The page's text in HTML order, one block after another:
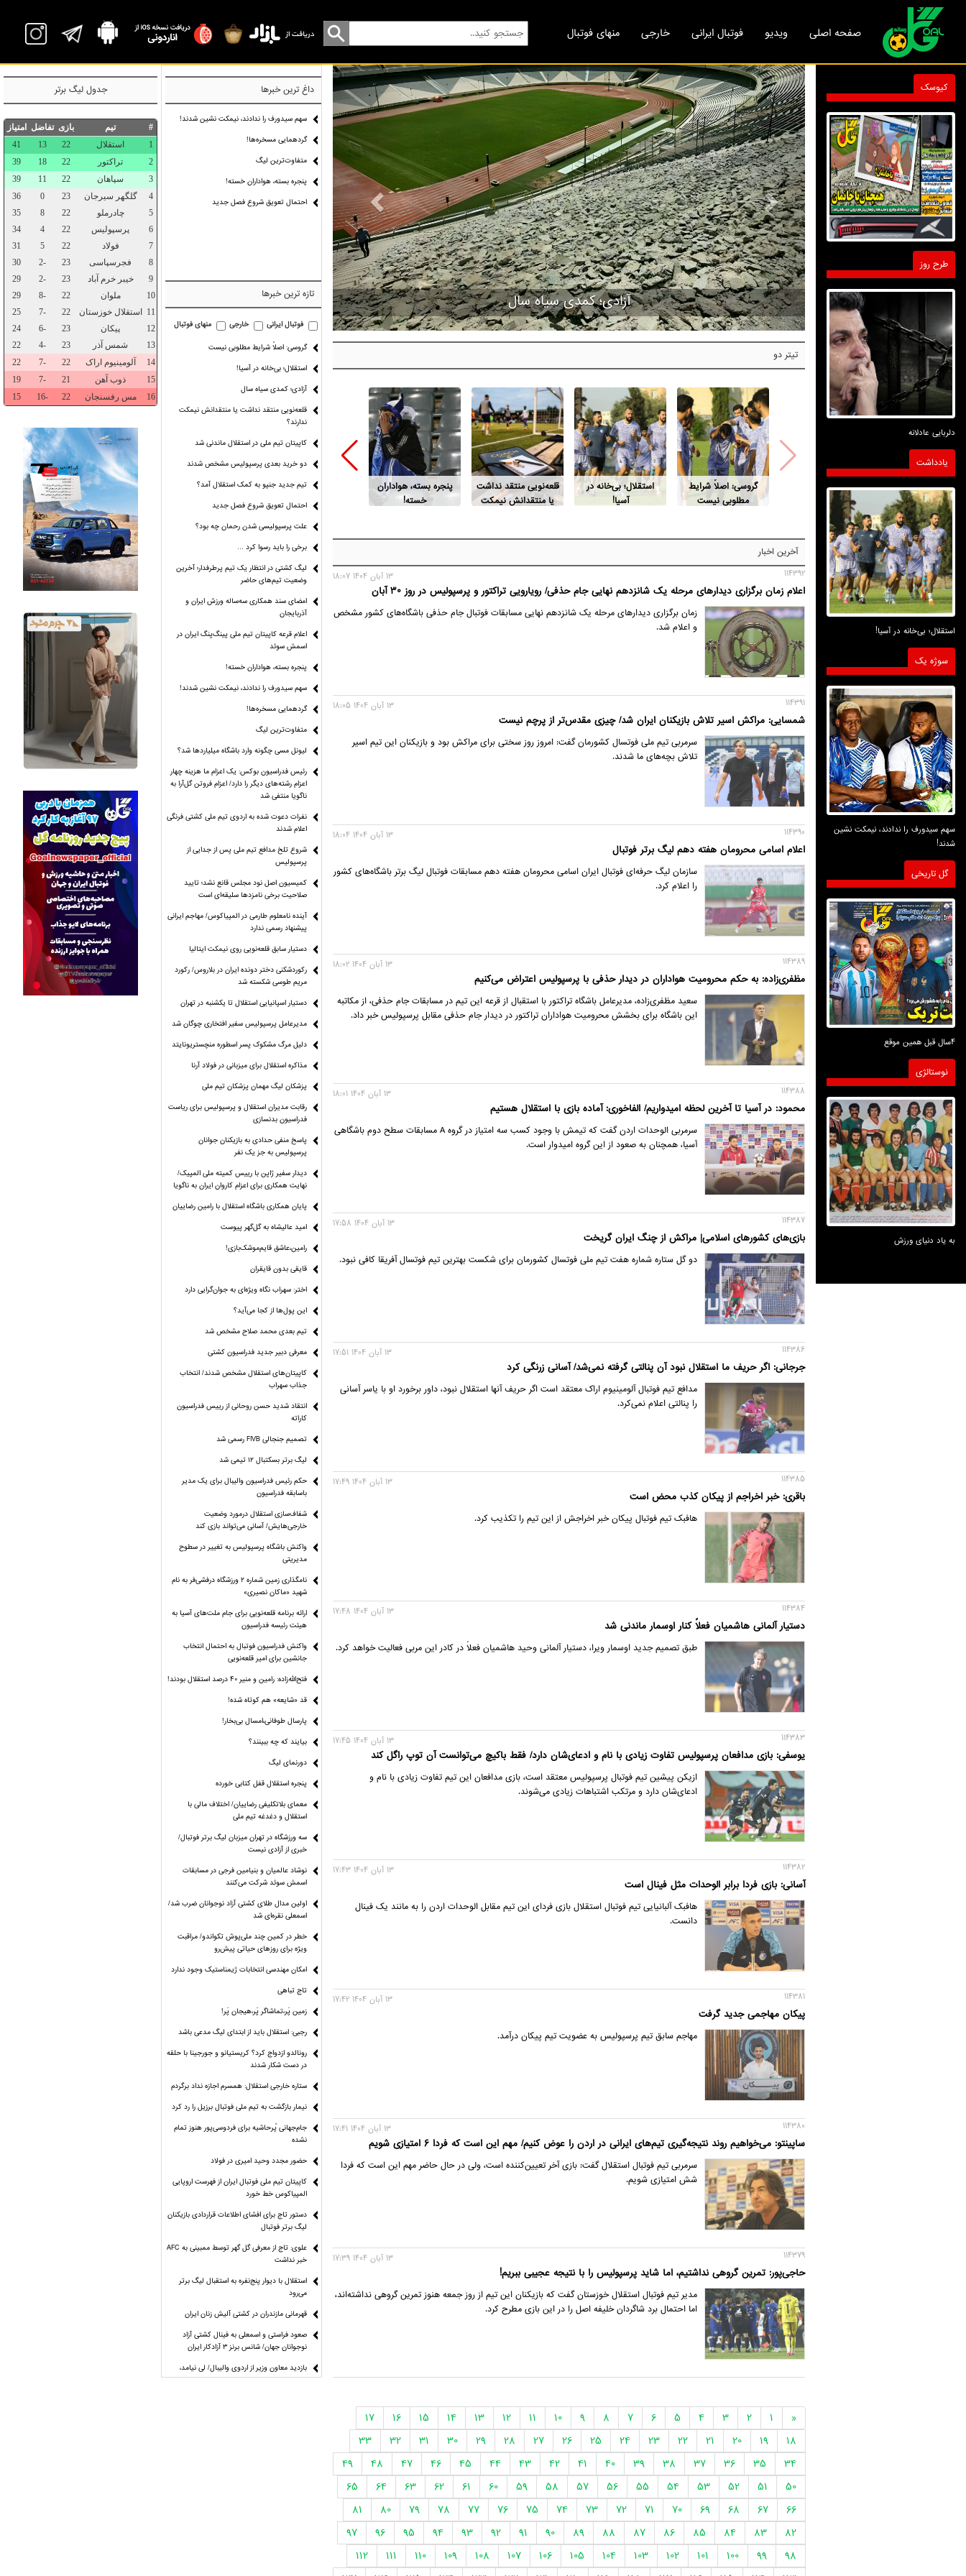
صفحه اصلی ویدیو فوتبال ایرانی خارجی منهای فوتبال
سهم سیدورف را ندادند، نیمکت نشین شدند!
Previous Next
تیتر دو
گروسی: اصلاً شرایط
مطلوبی نیست
استقلال؛ بی‌خانه در
آسیا!
قلعه‌نویی منتقد نداشت
یا منتقدانش نیمکت
پنجره بسته، هواداران
خسته!
دلیل مرگ مشکوک پسر
اسطوره منچستریونایتد
رقابت مدیران استقلال
و پرسپولیس برای
بدنسازی
قایقی بدون قایقران
این
آخرین اخبار
114392
اعلام زمان برگزاری دیدارهای مرحله یک شانزدهم نهایی جام حذفی/ رویارویی تراکتور و پرسپولیس در روز 30 آبان
13 آبان 1404 18:07
زمان برگزاری دیدارهای مرحله یک شانزدهم نهایی مسابقات فوتبال جام حذفی باشگاه‌های کشور مشخص
و اعلام شد.
114391
شمسایی: مراکش اسیر تلاش بازیکنان ایران شد/ چیزی مقدس‌تر از پرچم نیست
13 آبان 1404 18:05
سرمربی تیم ملی فوتسال کشورمان گفت: امروز روز سختی برای مراکش بود و بازیکنان این تیم اسیر
تلاش بچه‌های ما شدند.
114390
اعلام اسامی محرومان هفته دهم لیگ برتر فوتبال
13 آبان 1404 18:04
سازمان لیگ حرفه‌ای فوتبال ایران اسامی محرومان هفته دهم مسابقات فوتبال لیگ برتر باشگاه‌های کشور
را اعلام کرد.
114389
مظفری‌زاده: به حکم محرومیت هواداران در دیدار حذفی با پرسپولیس اعتراض می‌کنیم
13 آبان 1404 18:02
سعید مظفری‌زاده، مدیرعامل باشگاه تراکتور با استقبال از قرعه این تیم در مسابقات جام حذفی، از مکاتبه
این باشگاه برای بخشش محرومیت هواداران تراکتور در دیدار جام حذفی مقابل پرسپولیس خبر داد.
114388
محمود: در آسیا تا آخرین لحظه امیدواریم/ الفاخوری: آماده بازی با استقلال هستیم
13 آبان 1404 18:01
سرمربی الوحدات اردن گفت که تیمش با وجود کسب سه امتیاز در گروه A مسابقات سطح دوم باشگاهی
آسیا، همچنان به صعود از این گروه امیدوار است.
114387
بازی‌های کشورهای اسلامی| مراکش از چنگ ایران گریخت
13 آبان 1404 17:58
دو گل ستاره شماره هفت تیم ملی فوتسال کشورمان برای شکست بهترین تیم فوتسال آفریقا کافی نبود.
114386
جرجانی: اگر حریف ما استقلال نبود آن پنالتی گرفته نمی‌شد/ آسانی زرنگی کرد
13 آبان 1404 17:51
مدافع تیم فوتبال آلومینیوم اراک معتقد است اگر حریف آنها استقلال نبود، داور برخورد او با یاسر آسانی
را پنالتی اعلام نمی‌کرد.
114385
باقری: خبر اخراجم از پیکان کذب محض است
13 آبان 1404 17:49
هافبک تیم فوتبال پیکان خبر اخراجش از این تیم را تکذیب کرد.
114384
دستیار آلمانی هاشمیان فعلاً کنار اوسمار ماندنی شد
13 آبان 1404 17:48
طبق تصمیم جدید اوسمار ویرا، دستیار آلمانی وحید هاشمیان فعلاً در کادر این مربی فعالیت خواهد کرد.
114383
یوسفی: بازی مدافعان پرسپولیس تفاوت زیادی با نام و ادعای‌‌شان دارد/ فقط باکیچ می‌توانست آن توپ راگل کند
13 آبان 1404 17:45
ازیکن پیشین تیم فوتبال پرسپولیس معتقد است، بازی مدافعان این تیم تفاوت زیادی با نام و
ادعای‌شان دارد و مرتکب اشتباهات زیادی می‌شوند.
114382
آسانی: بازی فردا برابر الوحدات مثل فینال است
13 آبان 1404 17:43
هافبک آلبانیایی تیم فوتبال استقلال بازی فردای این تیم مقابل الوحدات اردن را به مانند یک فینال
دانست.
114381
پیکان مهاجمی جدید گرفت
13 آبان 1404 17:42
مهاجم سابق تیم پرسپولیس به عضویت تیم پیکان درآمد.
114380
ساپینتو: می‌خواهیم روند نتیجه‌گیری تیم‌های ایرانی در اردن را عوض کنیم/ مهم این است که فردا 6 امتیازی شویم
13 آبان 1404 17:41
سرمربی تیم فوتبال استقلال گفت: بازی آخر تعیین‌کننده است، ولی در حال حاضر مهم این است که فردا
شش امتیازی شویم.
114379
حاجی‌پور: تمرین گروهی نداشتیم، اما شاید پرسپولیس را با نتیجه عجیبی ببریم!
13 آبان 1404 17:39
مدیر تیم فوتبال استقلال خوزستان گفت که بازیکنان این تیم از روز جمعه هنوز تمرین گروهی نداشته‌اند،
اما احتمال برد شاگردان خلیفه اصل را در این بازی مطرح کرد.
«
1
2
3
4
5
6
7
8
9
10
11
12
13
14
15
16
17
18
19
20
21
22
23
24
25
26
27
28
29
30
31
32
33
34
35
36
37
38
39
40
41
42
43
44
45
46
47
48
49
50
51
52
53
54
55
56
57
58
59
60
61
62
63
64
65
66
67
68
69
70
71
72
73
74
75
76
77
78
79
80
81
82
83
84
85
86
87
88
89
90
91
92
93
94
95
96
97
98
99
100
101
102
103
104
105
106
107
108
109
110
111
112
کیوسک
طرح روز
دلربایی عادلانه
یادداشت
استقلال؛ بی‌خانه در آسیا!
سوژه یک
سهم سیدورف را ندادند، نیمکت نشین
شدند!
گل تاریخی
4سال قبل همین موقع
نوستالژی
به یاد دنیای ورزش
داغ ترین خبرها
سهم سیدورف را ندادند، نیمکت نشین شدند!
گردهمایی مسخره‌ها!
متفاوت‌ترین لیگ
پنجره بسته، هواداران خسته!
احتمال تعویق شروع فصل جدید
تازه ترین خبرها
فوتبال ایرانی خارجی منهای فوتبال
گروسی: اصلاً شرایط مطلوبی نیست
استقلال؛ بی‌خانه در آسیا!
آزادی؛ کمدی سیاه سال
قلعه‌نویی منتقد نداشت یا منتقدانش نیمکت
ندارند؟
کاپیتان تیم ملی در استقلال ماندنی شد
دو خرید بعدی پرسپولیس مشخص شدند
تیم جدید جنپو به کمک استقلال آمد؟
احتمال تعویق شروع فصل جدید
علت پرسپولیسی شدن رحمان چه بود؟
برخی را باید رسوا کرد …
لیگ کشتی در انتظار یک تیم پرطرفدار؛ آخرین
وضعیت تیم‌های حاضر
امضای سند همکاری سه‌ساله ورزش ایران و
آذربایجان
اعلام قرعه کاپیتان تیم ملی پینگ‌پنگ ایران در
اسمش سوئد
پنجره بسته، هواداران خسته!
سهم سیدورف را ندادند، نیمکت نشین شدند!
گردهمایی مسخره‌ها!
متفاوت‌ترین لیگ
لیونل مسی چگونه وارد باشگاه میلیاردها شد؟
رئیس فدراسیون بوکس: یک اعزام ما هزینه چهار
اعزام رشته‌های دیگر را دارد/ اعزام فروتن گل‌آرا به
ناگویا منتفی شد
نفرات دعوت شده به اردوی تیم ملی کشتی فرنگی
اعلام شدند
شروع تلخ مدافع تیم ملی پس از جدایی از
پرسپولیس
کمیسیون اصل نود مجلس قانع نشد؛ تایید
صلاحیت برخی نامزدها سلیقه‌ای است
آینده نامعلوم طارمی در المپیاکوس/ مهاجم ایرانی
پیشنهاد رسمی ندارد
دستیار سابق قلعه‌نویی روی نیمکت ایتالیا
رکوردشکنی دختر دونده ایران در بلاروس/ رکورد
مریم طوسی شکسته شد
دستیار اسپانیایی استقلال تا یکشنبه در تهران
مدیرعامل پرسپولیس سفیر افتخاری چوگان شد
دلیل مرگ مشکوک پسر اسطوره منچستریونایتد
مذاکره استقلال برای میزبانی در فولاد آرنا
پزشکان لیگ مهمان پزشکان تیم ملی
رقابت مدیران استقلال و پرسپولیس برای ریاست
فدراسیون بدنسازی
پاسخ منفی حدادی به بازیکنان جوانان
پرسپولیس به جز یک نفر
دیدار سفیر ژاپن با رییس کمیته ملی المپیک/
نهایت همکاری برای اعزام کاروان ایران به ناگویا
پایان همکاری باشگاه استقلال با رامین رضاییان
امید عالیشاه به گل‌گهر پیوست
رامین،عاشق قایم‌موشک‌بازی!
قایقی بدون قایقران
اختر: سهراب نگاه ویژه‌ای به جوان‌گرایی دارد
این پول‌ها از کجا می‌آید؟
تیم بعدی محمد صلاح مشخص شد
معرفی دبیر جدید فدراسیون کشتی
کاپیتان‌های استقلال مشخص شدند/ انتخاب
جذاب سهراب
انتقاد شدید حسن روحانی از رییس فدراسیون
کاراته
تصمیم جنجالی FIVB رسمی شد
لیگ برتر بسکتبال ۱۲ تیمی شد
حکم رئیس فدراسیون والیبال برای یک مدیر
باسابقه فدراسیون
شفاف‌سازی استقلال درمورد وضعیت
خارجی‌هایش/ آسانی می‌تواند بازی کند
واکنش باشگاه پرسپولیس به تغییر در سطوح
مدیریتی
نامگذاری زمین شماره ۲ ورزشگاه درفشی‌فر به نام
شهید «ماکان نصیری»
ارائه برنامه‌ قلعه‌نویی برای جام ملت‌های آسیا به
هیئت رئیسه فدراسیون
واکنش فدراسیون فوتبال به احتمال انتخاب
جانشین برای امیر قلعه‌نویی
فتح‌الله‌زاده: رامین و منیر 40 درصد استقلال بودند!
قد «شایعه» هم کوتاه شده!
پارسال طوفانی،امسال بی‌بخار!
بیایند که چه ببینند؟
دورنمای لیگ
پنجره‌ استقلال قفل کتابی خورده
معمای بلاتکلیفی رضاییان/ اختلاف مالی با
استقلال و دغدغه تیم ملی
سه ورزشگاه در تهران میزبان لیگ برتر فوتبال/
خبری از آزادی نیست
نوشاد عالمیان و بنیامین فرجی در مسابقات
اسمش سوئد شرکت می‌کنند
اولین مدال طلای کشتی آزاد نوجوانان ضرب شد/
اسمعلی نقره‌ای شد
خطر در کمین چند ملی‌پوش تکواندو/ مراقبت
ویژه برای روزهای حیاتی پیش‌رو
امکان مهندسی انتخابات ژیمناستیک وجود ندارد
تاج تباهی
زمین پَر،تماشاگر پَر،هیجان پَر!
رجبی: استقلال باید از ابتدای لیگ مدعی باشد
رونالدو ازدواج کرد؟ کریستیانو و جورجینا با حلقه
در دست شکار شدند
ستاره خارجی استقلال: همسرم اجازه نداد برگردم
نیمار بازگشت به تیم ملی فوتبال برزیل را رد کرد
جام‌جهانی پُرحاشیه برای فردوسی‌پور هنوز تمام
نشده
حضور مجدد وحید امیری در فولاد
کاپیتان تیم ملی فوتبال ایران از فهرست اروپایی
المپیاکوس خط خورد
دستور تاج برای افشای اطلاعات قراردادی بازیکنان
لیگ برتر فوتبال
علوی: تاج از معرفی گل گهر توسط ممبینی به AFC
خبر نداشت
استقلال با دیوار پنج‌نفره به استقبال لیگ برتر
می‌رود
قهرمانی مازندران در کشتی آلیش زنان ایران
صعود فراستی و اسمعلی به فینال کشتی آزاد
نوجوانان جهان/ شانس برنز ۳ آزادکار ایران
بازدید معاون وزیر از اردوی والیبال/ لی نیامد،
طلوع‌کیان مدیر فنی تیم ملی زنان شد
جدول لیگ برتر